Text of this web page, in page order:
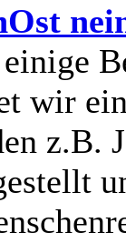
wir
z.B.